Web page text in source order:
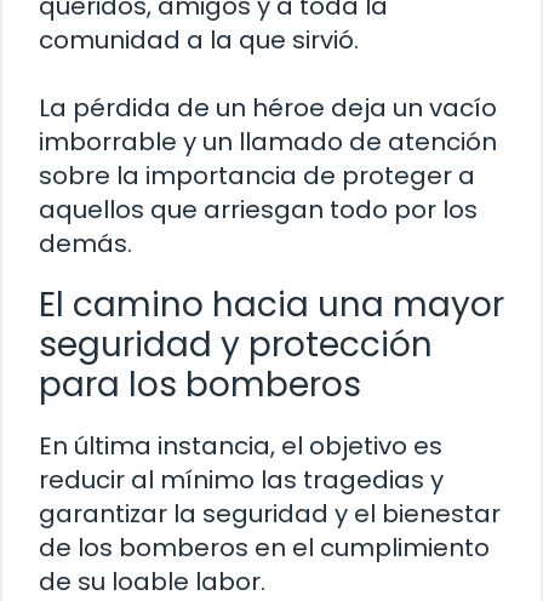
comunidad a la que sirvió.
La pérdida de un héroe deja un vacío
imborrable y un llamado de atención
sobre la importancia de proteger a
aquellos que arriesgan todo por los
demás.
El camino hacia una mayor
seguridad y protección
para los bomberos
En última instancia, el objetivo es
reducir al mínimo las tragedias y
garantizar la seguridad y el bienestar
de los bomberos en el cumplimiento
de su loable labor.